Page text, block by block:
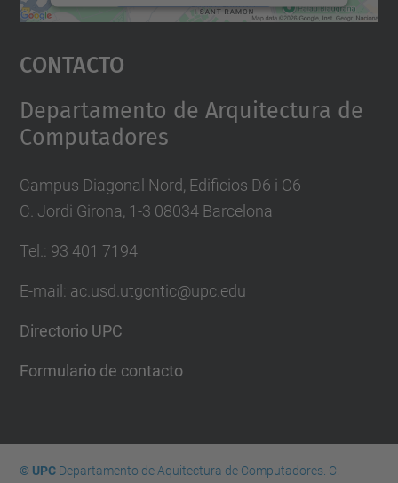
Aceptar
powered by
Contacto
Departamento de Arquitectura de
Computadores
Campus Diagonal Nord, Edificios D6 i C6
C. Jordi Girona, 1-3 08034 Barcelona
Tel.: 93 401 7194
E-mail: ac.usd.utgcntic@upc.edu
Directorio UPC
Formulario de contacto
© UPCDepartamento de Aquitectura de Computadores. C.